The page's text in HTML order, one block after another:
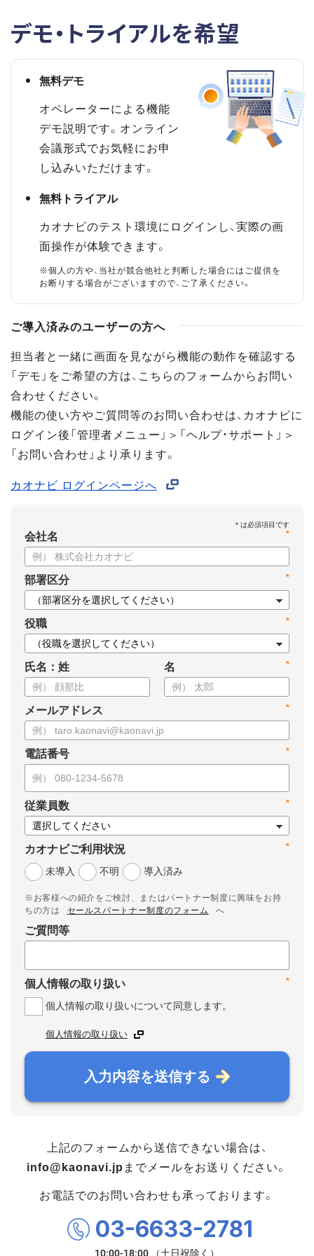
デモ・トライアルを希望
無料デモ
オペレーターによる機能
デモ説明です。オンライン
会議形式でお気軽にお申
し込みいただけます。
無料トライアル
カオナビのテスト環境にログインし、実際の画
面操作が体験できます。
※個人の方や、当社が競合他社と判断した場合にはご提供を
お断りする場合がございますので、ご了承ください。
ご導入済みのユーザーの方へ
担当者と一緒に画面を見ながら機能の動作を確認する
「デモ」をご希望の方は、こちらのフォームからお問い
合わせください。
機能の使い方やご質問等のお問い合わせは、カオナビに
ログイン後「管理者メニュー」＞「ヘルプ・サポート」＞
「お問い合わせ」より承ります。
カオナビ ログインページへ
*
会社名
*
部署区分
*
役職
氏名：姓 *
名
*
メールアドレス
*
電話番号
*
従業員数
*
カオナビご利用状況
未導入
不明 導入済み
※お客様への紹介をご検討、またはパートナー制度に興味をお持
ちの方は
セールスパートナー制度のフォーム へ
ご質問等
*
個人情報の取り扱い
個人情報の取り扱いについて同意します。
個人情報の取り扱い
入力内容を送信する
上記のフォームから送信できない場合は、
info@kaonavi.jp までメールをお送りください。
お電話でのお問い合わせも承っております。
03-6633-2781